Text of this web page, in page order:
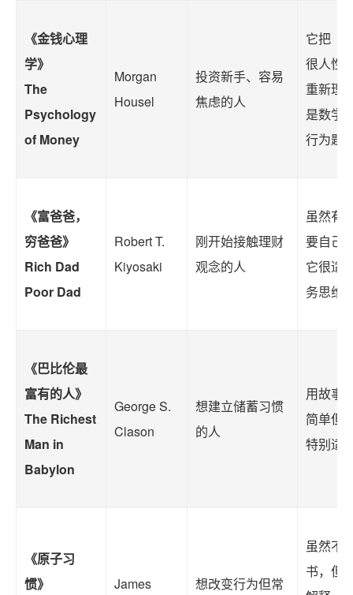
《金钱心理
学》
The
Psychology
of Money
Morgan
Housel
投资新手、容易
焦虑的人
它把「
很人性
重新理
是数学
行为题
《富爸爸，
穷爸爸》
Rich Dad
Poor Dad
Robert T.
Kiyosaki
刚开始接触理财
观念的人
虽然有
要自己
它很适
务思维
《巴比伦最
富有的人》
The Richest
Man in
Babylon
George S.
Clason
想建立储蓄习惯
的人
用故事
简单但
特别适
《原子习
惯》
James
想改变行为但常
虽然不
书，但